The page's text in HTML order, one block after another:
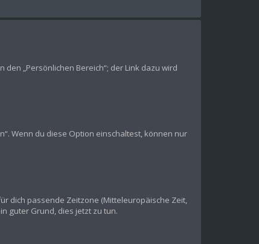
„Persönlichen Bereich“; der Link dazu wird
Wenn du diese Option einschaltest, können nur
dich passende Zeitzone (Mitteleuropäische Zeit,
guter Grund, dies jetzt zu tun.